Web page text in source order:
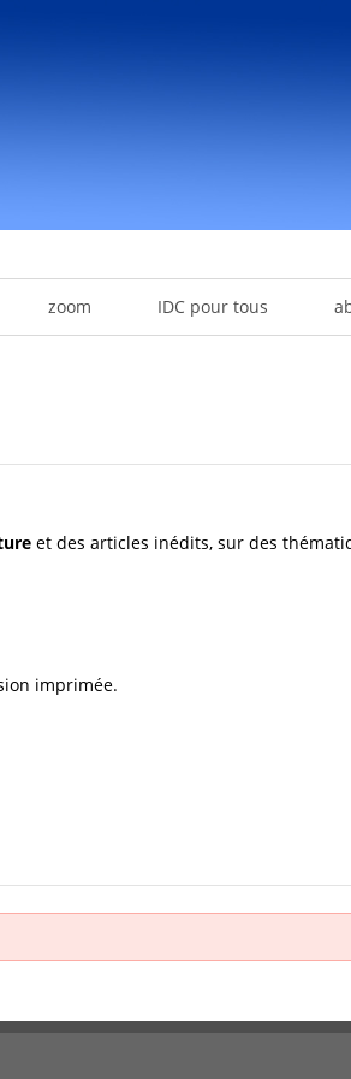
zoom IDC pour tous
et des articles inédits, sur des
imprimée.